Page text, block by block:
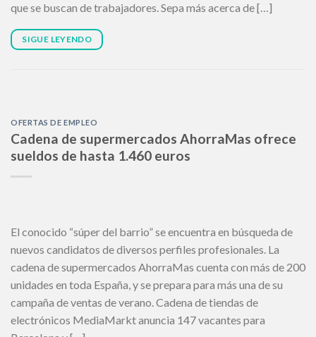
que se buscan de trabajadores. Sepa más acerca de […]
SIGUE LEYENDO
OFERTAS DE EMPLEO
Cadena de supermercados AhorraMas ofrece
sueldos de hasta 1.460 euros
El conocido “súper del barrio” se encuentra en búsqueda de
nuevos candidatos de diversos perfiles profesionales. La
cadena de supermercados AhorraMas cuenta con más de 200
unidades en toda España, y se prepara para más una de su
campaña de ventas de verano. Cadena de tiendas de
electrónicos MediaMarkt anuncia 147 vacantes para